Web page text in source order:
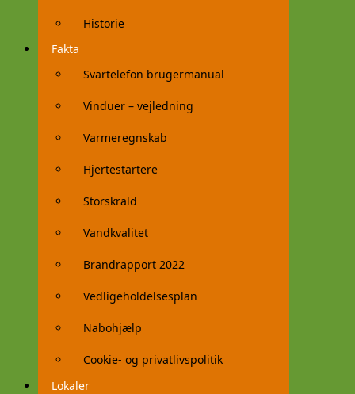
Historie
Fakta
Svartelefon brugermanual
Vinduer – vejledning
Varmeregnskab
Hjertestartere
Storskrald
Vandkvalitet
Brandrapport 2022
Vedligeholdelsesplan
Nabohjælp
Cookie- og privatlivspolitik
Lokaler